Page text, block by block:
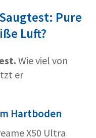
Pure
Luft?
Wie viel von
er
Hartboden
X50 Ultra